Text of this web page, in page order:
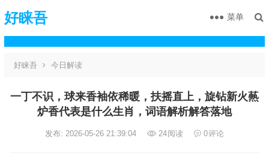
好睐吾 菜单
好睐吾 今日解读
一丁不识，球来香袖依稀暖，扶摇直上，旋钻新火爇
炉香代表是什么生肖，词语解析解答落地
发布: 2026-05-26 21:39:04 24阅读 0评论